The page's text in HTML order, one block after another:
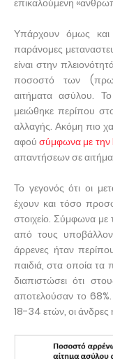
επικαλούμενη
Υπάρχουν όμως και
παράνομες
είναι στην
ποσοστό των
αιτήματα ασύλου.
μειώθηκε περίπου
αλλαγής. Ακόμη πιο
αφούσύμφωνα με
απαντήσεων σε
Το γεγονός ότι οι
έχουν και τόσο
στοιχείο. Σύμφωνα
από τους
άρρενες ήταν
παιδιά, στα οποία τα
διαπιστώσει ότι
αποτελούσαν το 68%.
18-34 ετών, οι άνδρες